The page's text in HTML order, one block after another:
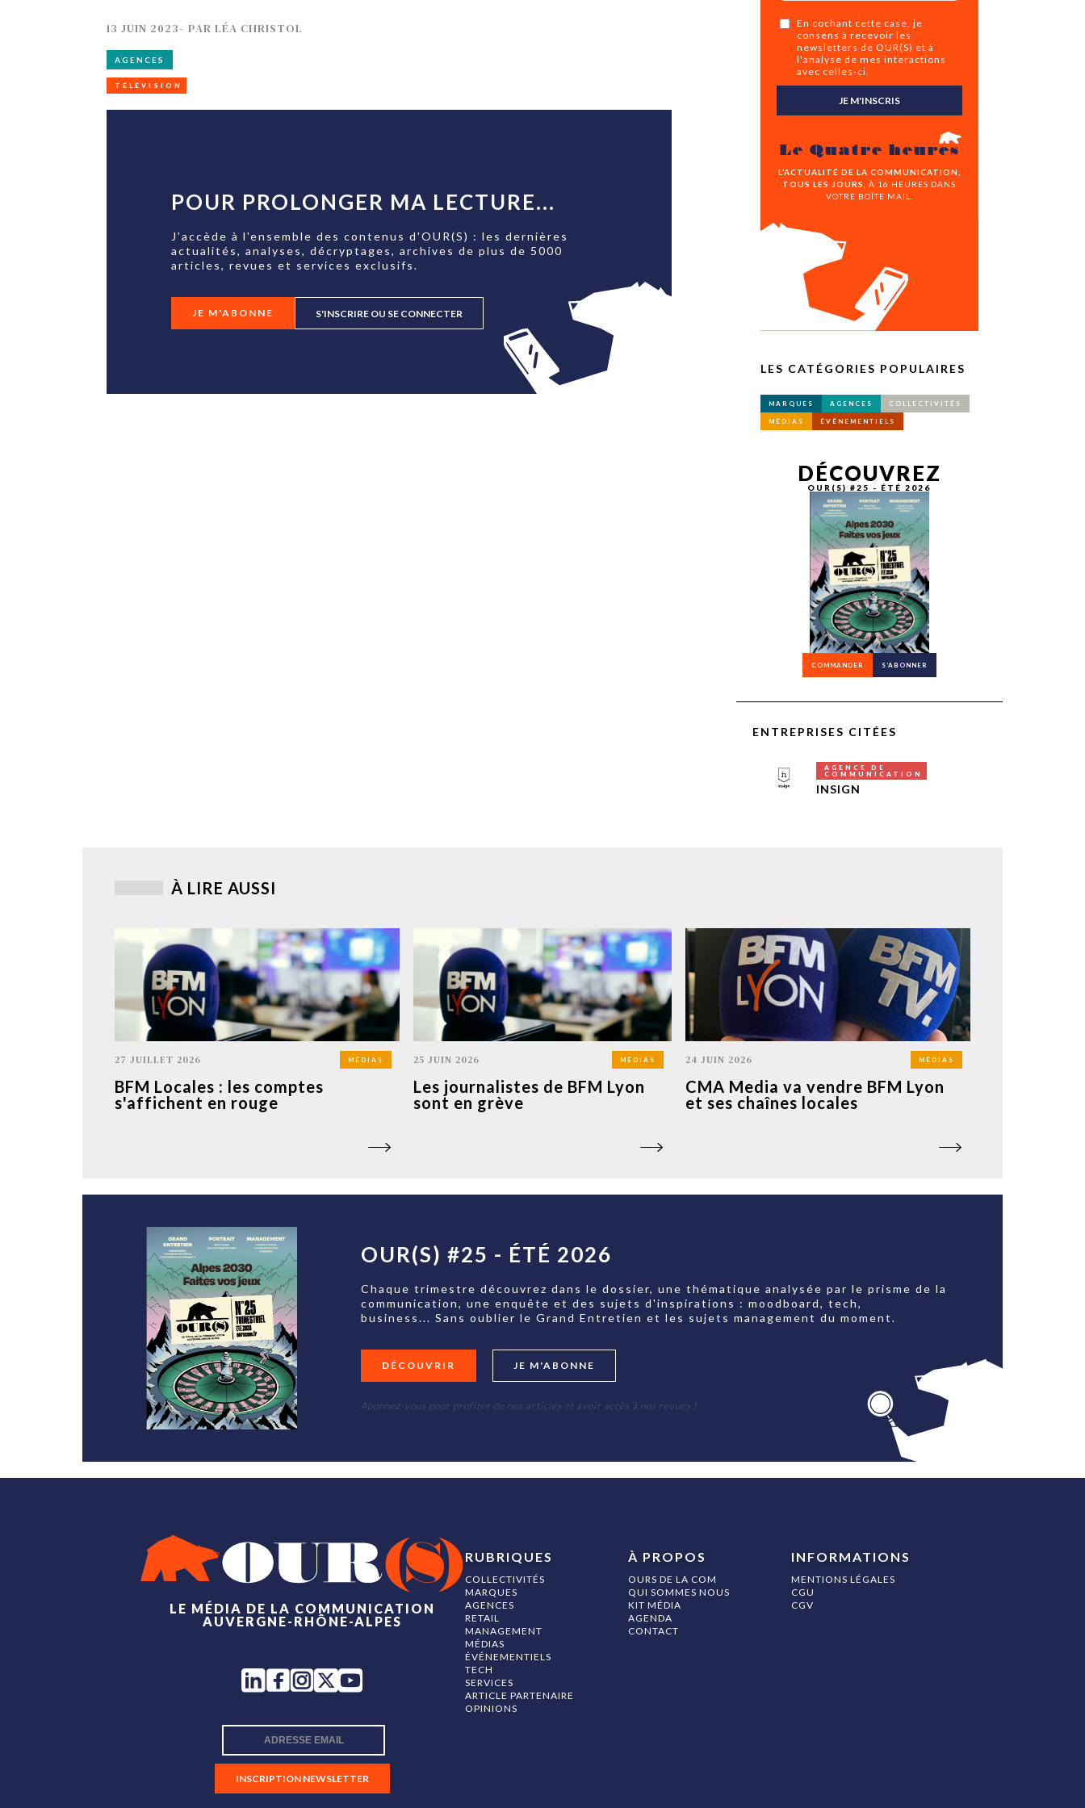
13 JUIN 2023- PARLÉA CHRISTOL
AGENCES
TÉLÉVISION
POUR PROLONGER MA LECTURE...
J'accède à l'ensemble des contenus d'OUR(S) : les dernières
actualités, analyses, décryptages, archives de plus de 5000
articles, revues et services exclusifs.
JE M'ABONNE S'INSCRIRE OU SE CONNECTER
En cochant cette case, je
consens à recevoir les
newsletters de OUR(S) et à
l'analyse de mes interactions
avec celles-ci.
JE M'INSCRIS
Le Quatre heures
L’ACTUALITÉ DE LA COMMUNICATION,
TOUS LES JOURS,
À 16 HEURES DANS
VOTRE BOÎTE MAIL.
LES CATÉGORIES POPULAIRES
MARQUES AGENCES COLLECTIVITÉS
MÉDIAS ÉVÉNEMENTIELS
DÉCOUVREZ
OUR(S) #25 - ÉTÉ 2026
COMMANDER S’ABONNER
ENTREPRISES CITÉES
AGENCE DE
COMMUNICATION
INSIGN
À LIRE AUSSI
27 JUILLET 2026 MÉDIAS
BFM Locales : les comptes
s'affichent en rouge
25 JUIN 2026 MÉDIAS
Les journalistes de BFM Lyon
sont en grève
24 JUIN 2026 MÉDIAS
CMA Media va vendre BFM Lyon
et ses chaînes locales
OUR(S) #25 - ÉTÉ 2026
Chaque trimestre découvrez dans le dossier, une thématique analysée par le prisme de la
communication, une enquête et des sujets d'inspirations : moodboard, tech,
business... Sans oublier le Grand Entretien et les sujets management du moment.
DÉCOUVRIR JE M'ABONNE
Abonnez-vous pour profiter de nos articles et avoir accès à nos revues !
LE MÉDIA DE LA COMMUNICATION
AUVERGNE-RHÔNE-ALPES
INSCRIPTION NEWSLETTER
RUBRIQUES
COLLECTIVITÉS
MARQUES
AGENCES
RETAIL
MANAGEMENT
MÉDIAS
ÉVÉNEMENTIELS
TECH
SERVICES
ARTICLE PARTENAIRE
OPINIONS
À PROPOS
OURS DE LA COM
QUI SOMMES NOUS
KIT MÉDIA
AGENDA
CONTACT
INFORMATIONS
MENTIONS LÉGALES
CGU
CGV